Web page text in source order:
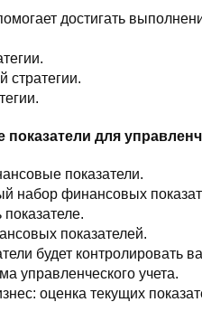
достигать
стратегии.
для
показатели.
набор финансовых
показателей.
будет контролировать
управленческого учета.
оценка текущих